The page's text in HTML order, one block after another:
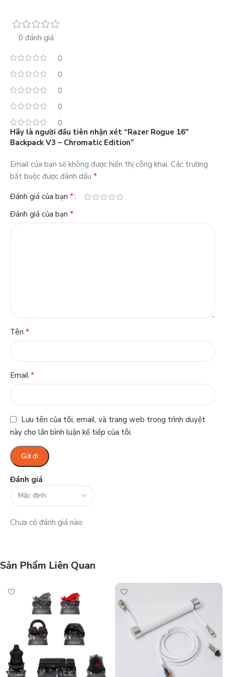
0 đánh giá
0
0
0
0
0
Đánh giá
Chưa có đánh giá nào.
Hãy là người đầu tiên nhận xét “Razer Rogue 16″
Backpack V3 – Chromatic Edition”
Email của bạn sẽ không được hiển thị công khai. Các trường
bắt buộc được đánh dấu *
Đánh giá của bạn *
Đánh giá của bạn *
Tên *
Email *
Lưu tên của tôi, email, và trang web trong trình duyệt
này cho lần bình luận kế tiếp của tôi.
Sản Phẩm Liên Quan